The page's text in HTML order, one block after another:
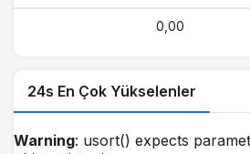
0,00
24s En Çok Yükselenler
Warning: usort() expects